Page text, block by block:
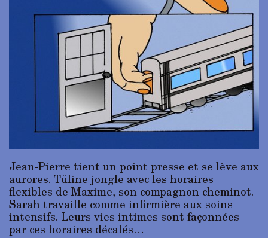
Jean-Pierre tient un point presse et se lève aux
aurores. Tüline jongle avec les horaires
flexibles de Maxime, son compagnon cheminot.
Sarah travaille comme infirmière aux soins
intensifs. Leurs vies intimes sont façonnées
par ces horaires décalés…